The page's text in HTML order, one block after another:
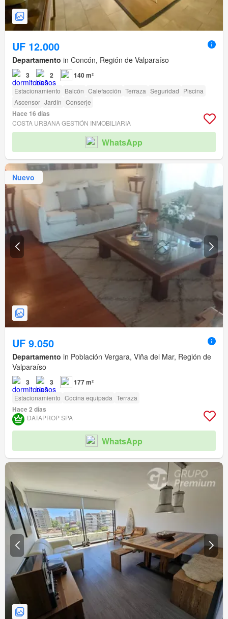
UF 12.000
Departamento in Concón, Región de Valparaíso
3 2 140 m²
Estacionamiento Balcón Calefacción Terraza Seguridad Piscina
Ascensor Jardín Conserje
Hace 16 días
COSTA URBANA GESTIÓN INMOBILIARIA
WhatsApp
Nuevo
UF 9.050
Departamento in Población Vergara, Viña del Mar, Región de
Valparaíso
3 3 177 m²
Estacionamiento Cocina equipada Terraza
Hace 2 días
DATAPROP SPA
WhatsApp